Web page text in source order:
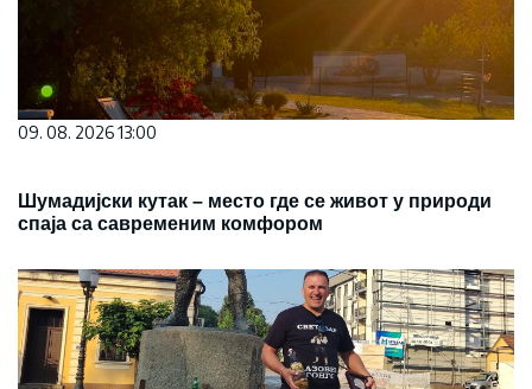
09. 08. 2026 13:00
Шумадијски кутак – место где се живот у природи
спаја са савременим комфором